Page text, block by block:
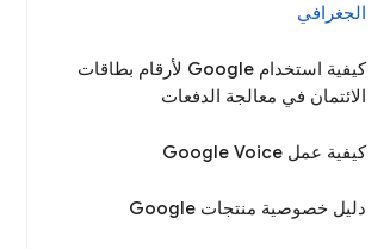
الجغرافي
كيفية استخدام Google لأرقام بطاقات
الائتمان في معالجة الدفعات
كيفية عمل Google Voice
دليل خصوصية منتجات Google